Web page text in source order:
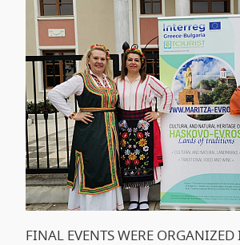
FINAL EVENTS WERE ORGANIZED